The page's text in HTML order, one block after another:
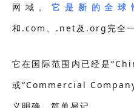
网域。它是新的全球
和.com、.net及.org完全一
它在国际范围内已经是
或“Commercial